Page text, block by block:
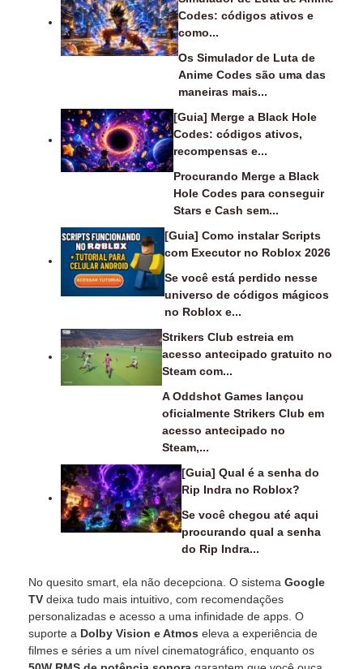
Codes: códigos ativos e
como...
Os Simulador de Luta de
Anime Codes são uma das
maneiras mais...
[Guia] Merge a Black Hole
Codes: códigos ativos,
recompensas e...
Procurando Merge a Black
Hole Codes para conseguir
Stars e Cash sem...
[Guia] Como instalar Scripts
com Executor no Roblox 2026
Se você está perdido nesse
universo de códigos mágicos
no Roblox e...
Strikers Club estreia em
acesso antecipado gratuito no
Steam com...
A Oddshot Games lançou
oficialmente Strikers Club em
acesso antecipado no
Steam,...
[Guia] Qual é a senha do
Rip Indra no Roblox?
Se você chegou até aqui
procurando qual a senha
do Rip Indra...
No quesito smart, ela não decepciona. O sistema Google
TV deixa tudo mais intuitivo, com recomendações
personalizadas e acesso a uma infinidade de apps. O
suporte a Dolby Vision e Atmos eleva a experiência de
filmes e séries a um nível cinematográfico, enquanto os